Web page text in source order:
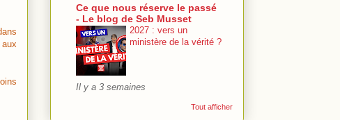
Ce que nous réserve le passé
- Le blog de Seb Musset
2027 : vers un
ministère de la vérité ?
Il y a 3 semaines
Tout afficher